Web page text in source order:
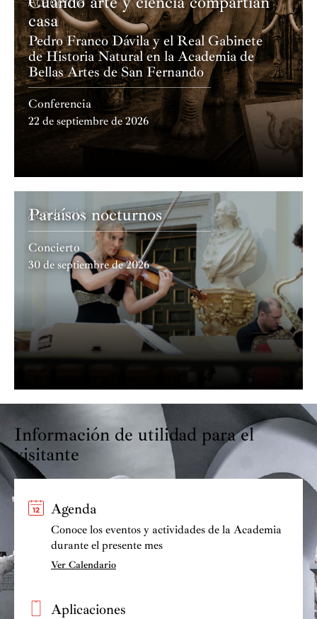
casa
Pedro Franco Dávila y el Real Gabinete
de Historia Natural en la Academia de
Bellas Artes de San Fernando
Conferencia
22 de septiembre de 2026
Academia
Paraísos nocturnos
Concierto
30 de septiembre de 2026
Información de utilidad para el
visitante
Agenda
Conoce los eventos y actividades de la Academia
durante el presente mes
Ver Calendario
Aplicaciones